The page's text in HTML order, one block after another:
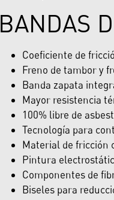
BANDAS
Coeficiente de
Freno de tambor y
Banda zapata
Mayor resistencia
100% libre de
Tecnología para
Material de fricción
Pintura
Componentes de
Biseles para